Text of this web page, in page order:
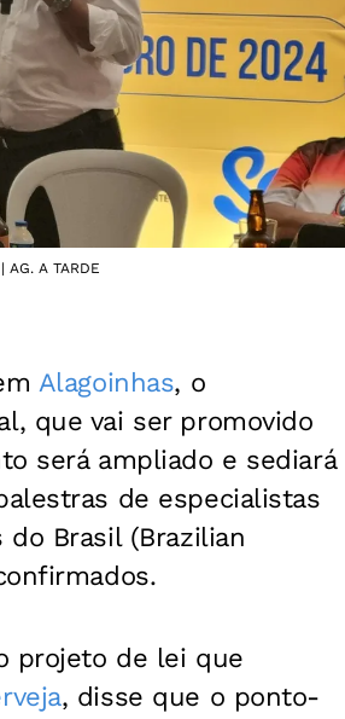
A TARDE
Alagoinhas, o
que vai ser promovido
será ampliado e sediará
de especialistas
Brasil (Brazilian
projeto de lei que
, disse que o ponto-